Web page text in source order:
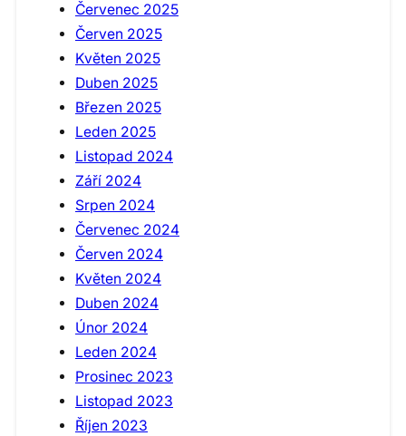
Červenec 2025
Červen 2025
Květen 2025
Duben 2025
Březen 2025
Leden 2025
Listopad 2024
Září 2024
Srpen 2024
Červenec 2024
Červen 2024
Květen 2024
Duben 2024
Únor 2024
Leden 2024
Prosinec 2023
Listopad 2023
Říjen 2023